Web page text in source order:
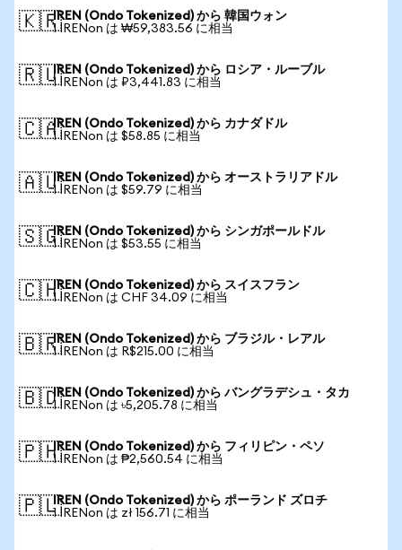
🇰🇷IREN (Ondo Tokenized) から 韓国ウォン
1 IRENon は ₩59,383.56 に相当
🇷🇺IREN (Ondo Tokenized) から ロシア・ルーブル
1 IRENon は ₽3,441.83 に相当
🇨🇦IREN (Ondo Tokenized) から カナダドル
1 IRENon は $58.85 に相当
🇦🇺IREN (Ondo Tokenized) から オーストラリアドル
1 IRENon は $59.79 に相当
🇸🇬IREN (Ondo Tokenized) から シンガポールドル
1 IRENon は $53.55 に相当
🇨🇭IREN (Ondo Tokenized) から スイスフラン
1 IRENon は CHF 34.09 に相当
🇧🇷IREN (Ondo Tokenized) から ブラジル・レアル
1 IRENon は R$215.00 に相当
🇧🇩IREN (Ondo Tokenized) から バングラデシュ・タカ
1 IRENon は ৳5,205.78 に相当
🇵🇭IREN (Ondo Tokenized) から フィリピン・ペソ
1 IRENon は ₱2,560.54 に相当
🇵🇱IREN (Ondo Tokenized) から ポーランド ズロチ
1 IRENon は zł 156.71 に相当